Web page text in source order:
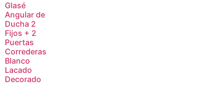
Glasé
Angular de
Ducha 2
Fijos + 2
Puertas
Correderas
Blanco
Lacado
Decorado